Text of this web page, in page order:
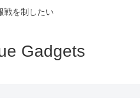
戦を制したい
Gadgets